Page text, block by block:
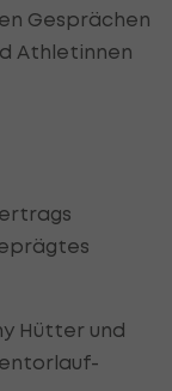
Gesprächen
Athletinnen
Hütter und